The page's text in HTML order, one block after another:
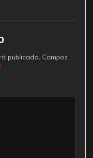
publicado. Campos